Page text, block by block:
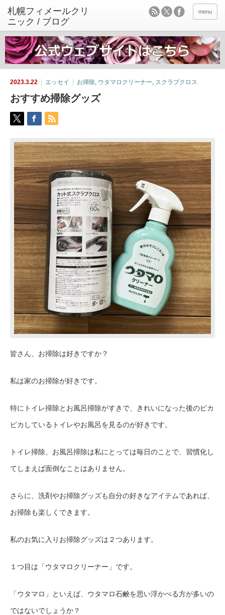
menu
2023.3.22 エッセイ お掃除, ウタマロクリーナー, スクラブクロス
おすすめ掃除グッズ
皆さん、お掃除は好きですか？
私は家のお掃除が好きです。
特にトイレ掃除とお風呂掃除がすきで、きれいになった後のピカ
ピカしているトイレやお風呂を見るのが好きです。
トイレ掃除、お風呂掃除は私にとっては毎日のことで、習慣化し
てしまえば面倒なことはありません。
さらに、洗剤やお掃除グッズも自分の好きなアイテムであれば、
お掃除も楽しくできます。
私のお気に入りお掃除グッズは２つあります。
１つ目は「ウタマロクリーナー」です。
「ウタマロ」といえば、ウタマロ石鹸を思い浮かべる方が多いの
ではないでしょうか？